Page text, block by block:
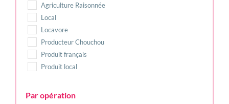
Agriculture Raisonnée
Local
Locavore
Producteur Chouchou
Produit français
Produit local
Par opération